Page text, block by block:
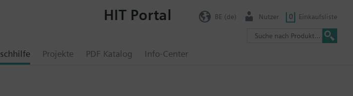
Projekte PDF Katalog Info-Center
HIT Portal BE (de) Nutzer 0 Einkaufsliste